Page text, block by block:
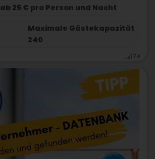
ab 25 € pro Person und Nacht
Maximale Gästekapazität
240